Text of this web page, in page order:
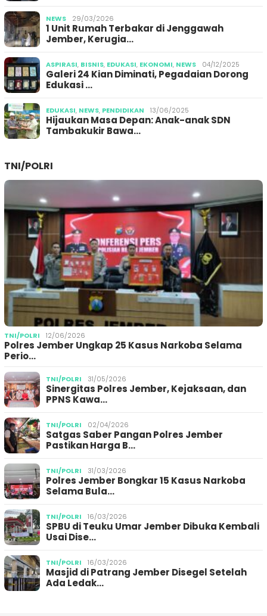
NEWS 29/03/2026
1 Unit Rumah Terbakar di Jenggawah
Jember, Kerugia…
ASPIRASI, BISNIS, EDUKASI, EKONOMI, NEWS 04/12/2025
Galeri 24 Kian Diminati, Pegadaian Dorong
Edukasi …
EDUKASI, NEWS, PENDIDIKAN 13/06/2025
Hijaukan Masa Depan: Anak-anak SDN
Tambakukir Bawa…
TNI/POLRI
TNI/POLRI 12/06/2026
Polres Jember Ungkap 25 Kasus Narkoba Selama
Perio…
TNI/POLRI 31/05/2026
Sinergitas Polres Jember, Kejaksaan, dan
PPNS Kawa…
TNI/POLRI 02/04/2026
Satgas Saber Pangan Polres Jember
Pastikan Harga B…
TNI/POLRI 31/03/2026
Polres Jember Bongkar 15 Kasus Narkoba
Selama Bula…
TNI/POLRI 16/03/2026
SPBU di Teuku Umar Jember Dibuka Kembali
Usai Dise…
TNI/POLRI 16/03/2026
Masjid di Patrang Jember Disegel Setelah
Ada Ledak…